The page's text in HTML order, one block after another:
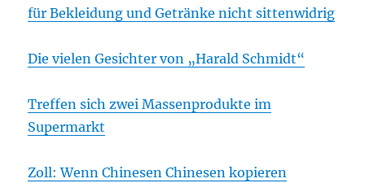
für Bekleidung und Getränke nicht sittenwidrig
Die vielen Gesichter von „Harald Schmidt“
Treffen sich zwei Massenprodukte im
Supermarkt
Zoll: Wenn Chinesen Chinesen kopieren